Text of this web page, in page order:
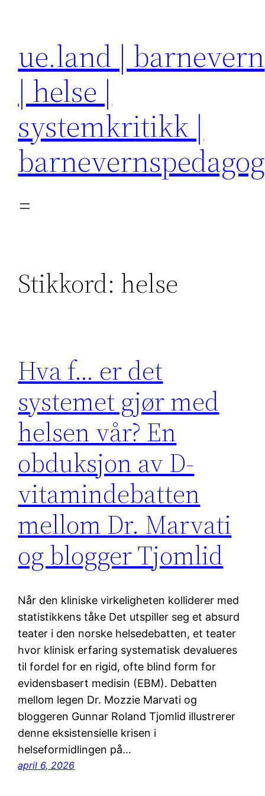
ue.land | barnevern
| helse |
systemkritikk |
barnevernspedagog
Stikkord: helse
Hva f… er det
systemet gjør med
helsen vår? En
obduksjon av D-
vitamindebatten
mellom Dr. Marvati
og blogger Tjomlid
Når den kliniske virkeligheten kolliderer med
statistikkens tåke Det utspiller seg et absurd
teater i den norske helsedebatten, et teater
hvor klinisk erfaring systematisk devalueres
til fordel for en rigid, ofte blind form for
evidensbasert medisin (EBM). Debatten
mellom legen Dr. Mozzie Marvati og
bloggeren Gunnar Roland Tjomlid illustrerer
denne eksistensielle krisen i
helseformidlingen på…
april 6, 2026